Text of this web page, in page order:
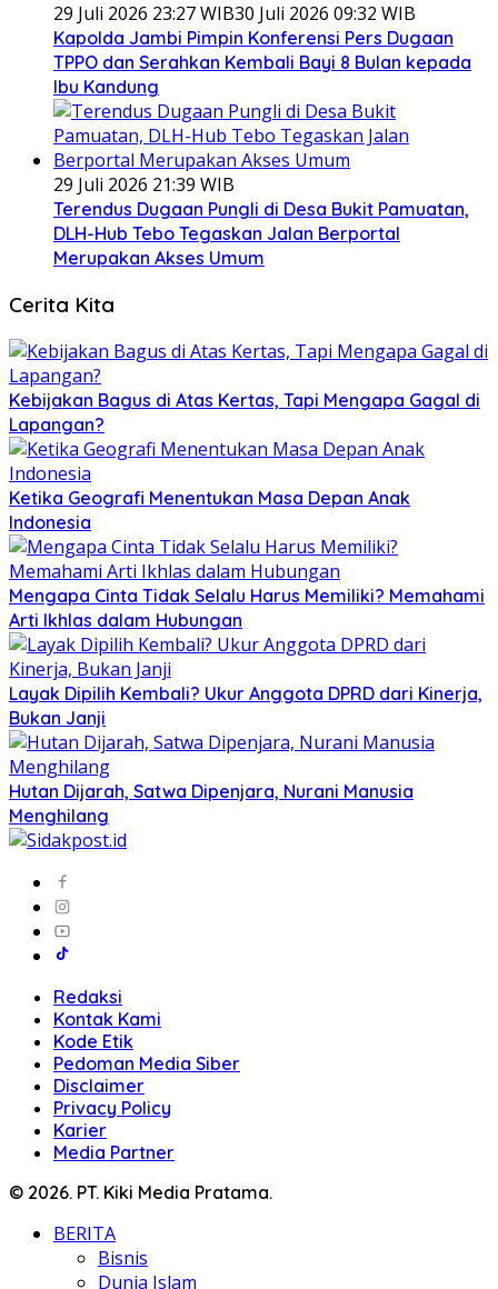
29 Juli 2026 23:27 WIB30 Juli 2026 09:32 WIB
Kapolda Jambi Pimpin Konferensi Pers Dugaan
TPPO dan Serahkan Kembali Bayi 8 Bulan kepada
Ibu Kandung
29 Juli 2026 21:39 WIB
Terendus Dugaan Pungli di Desa Bukit Pamuatan,
DLH-Hub Tebo Tegaskan Jalan Berportal
Merupakan Akses Umum
Cerita Kita
Kebijakan Bagus di Atas Kertas, Tapi Mengapa Gagal di
Lapangan?
Ketika Geografi Menentukan Masa Depan Anak
Indonesia
Mengapa Cinta Tidak Selalu Harus Memiliki? Memahami
Arti Ikhlas dalam Hubungan
Layak Dipilih Kembali? Ukur Anggota DPRD dari Kinerja,
Bukan Janji
Hutan Dijarah, Satwa Dipenjara, Nurani Manusia
Menghilang
Redaksi
Kontak Kami
Kode Etik
Pedoman Media Siber
Disclaimer
Privacy Policy
Karier
Media Partner
© 2026. PT. Kiki Media Pratama.
BERITA
Bisnis
Dunia Islam